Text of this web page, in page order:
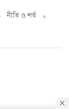
নীতি ও শর্ত